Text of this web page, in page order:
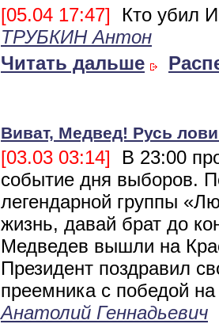
[05.04 17:47] Кто убил
ТРУБКИН Антон
Читать дальше
Виват, Медвед! Русь
[03.03 03:14] В 23:00
событие дня выборов.
легендарной группы
жизнь, давай брат до
Медведев вышли на
Президент поздравил
преемника с победой
Анатолий Геннадьевич